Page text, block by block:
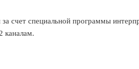
счет специальной программы
каналам.